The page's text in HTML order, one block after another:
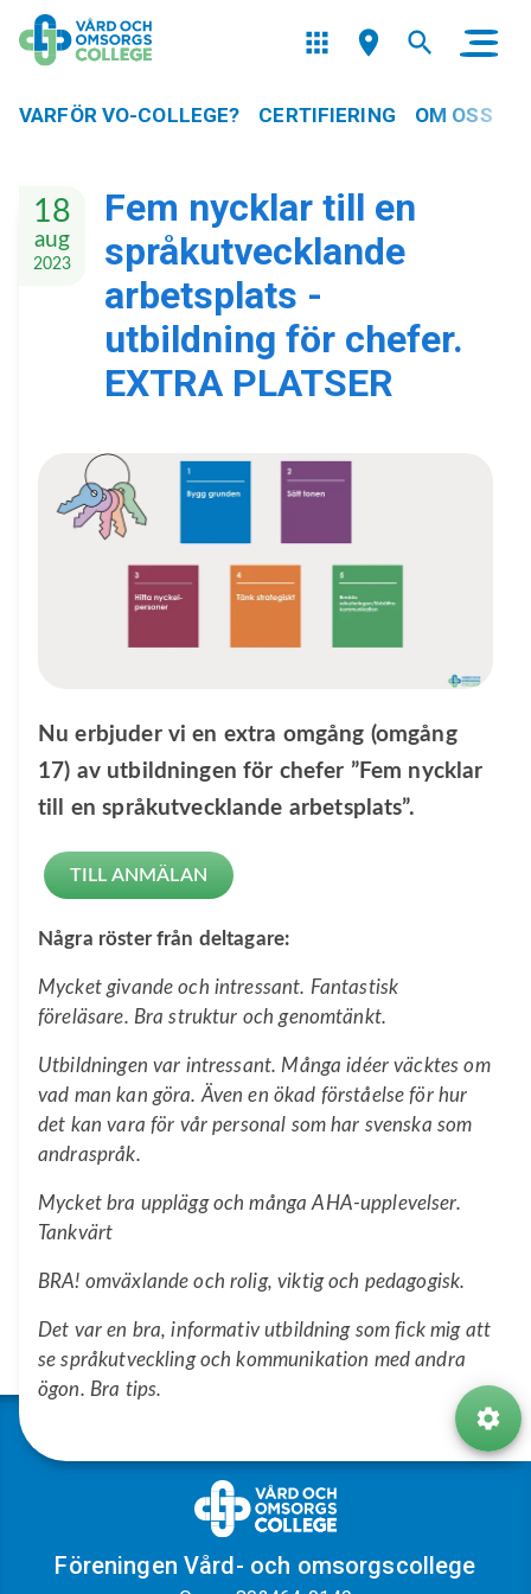
VARFÖR VO-COLLEGE? CERTIFIERING OM OSS
18
aug
2023
Fem nycklar till en
språkutvecklande
arbetsplats -
utbildning för chefer.
EXTRA PLATSER
Nu erbjuder vi en extra omgång (omgång
17) av utbildningen för chefer ”Fem nycklar
till en språkutvecklande arbetsplats”.
TILL ANMÄLAN
Några röster från deltagare:
Mycket givande och intressant. Fantastisk
föreläsare. Bra struktur och genomtänkt.
Utbildningen var intressant. Många idéer väcktes om
vad man kan göra. Även en ökad förståelse för hur
det kan vara för vår personal som har svenska som
andraspråk.
Mycket bra upplägg och många AHA-upplevelser.
Tankvärt
BRA! omväxlande och rolig, viktig och pedagogisk.
Det var en bra, informativ utbildning som fick mig att
se språkutveckling och kommunikation med andra
ögon. Bra tips.
Föreningen Vård- och omsorgscollege